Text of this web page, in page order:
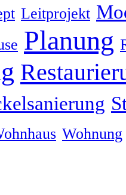
Leitprojekt
Planung
Wohnung